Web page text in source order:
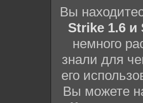
Вы
Strike 1.6 и
немного
знали для
его
Вы можете